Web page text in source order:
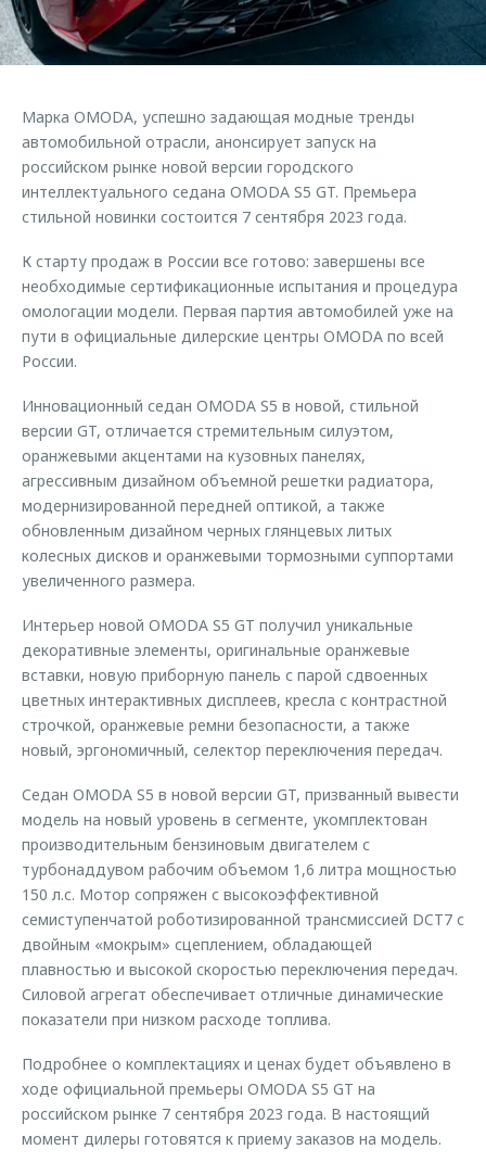
Страхование
Кредитный калькулятор
Одежда и сувениры
Оригинальные аксессуары
Запчасти
Калькулятор трейд-ин
Клиентская поддержка
O&J Автоклуб
Приложение O&J
Аксессуары
Одежда и сувениры
Оригинальные аксессуары
Запчасти
Обратная связь
Марка OMODA, успешно задающая модные тренды
автомобильной отрасли, анонсирует запуск на
российском рынке новой версии городского
интеллектуального седана OMODA S5 GT. Премьера
стильной новинки состоится 7 сентября 2023 года.
К старту продаж в России все готово: завершены все
необходимые сертификационные испытания и процедура
омологации модели. Первая партия автомобилей уже на
пути в официальные дилерские центры OMODA по всей
России.
Инновационный седан OMODA S5 в новой, стильной
версии GT, отличается стремительным силуэтом,
оранжевыми акцентами на кузовных панелях,
агрессивным дизайном объемной решетки радиатора,
модернизированной передней оптикой, а также
обновленным дизайном черных глянцевых литых
колесных дисков и оранжевыми тормозными суппортами
увеличенного размера.
Интерьер новой OMODA S5 GT получил уникальные
декоративные элементы, оригинальные оранжевые
вставки, новую приборную панель с парой сдвоенных
цветных интерактивных дисплеев, кресла с контрастной
строчкой, оранжевые ремни безопасности, а также
новый, эргономичный, селектор переключения передач.
Седан OMODA S5 в новой версии GT, призванный вывести
модель на новый уровень в сегменте, укомплектован
производительным бензиновым двигателем с
турбонаддувом рабочим объемом 1,6 литра мощностью
150 л.с. Мотор сопряжен с высокоэффективной
семиступенчатой роботизированной трансмиссией DCT7 с
двойным «мокрым» сцеплением, обладающей
плавностью и высокой скоростью переключения передач.
Силовой агрегат обеспечивает отличные динамические
показатели при низком расходе топлива.
Подробнее о комплектациях и ценах будет объявлено в
ходе официальной премьеры OMODA S5 GT на
российском рынке 7 сентября 2023 года. В настоящий
момент дилеры готовятся к приему заказов на модель.